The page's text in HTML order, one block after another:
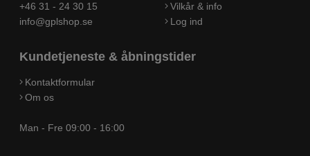
+46 31 - 24 30 15
info@gplshop.se
Vilkår & info
Log ind
Kundetjeneste & åbningstider
Kontaktformular
Om os
Man - Fre 09:00 - 16:00